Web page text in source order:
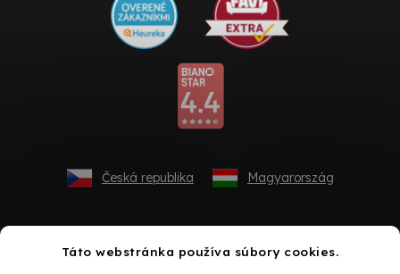
Táto webstránka používa súbory cookies.
Česká republika Magyarország